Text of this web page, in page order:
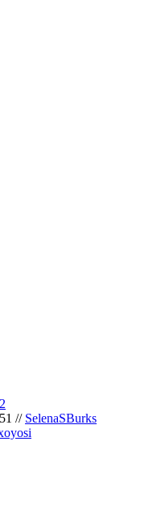
// SelenaSBurks